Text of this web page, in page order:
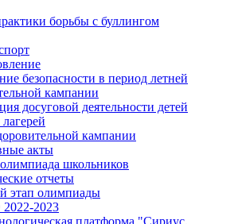
борьбы с буллингом
безопасности в период летней
кампании
досуговой деятельности детей
кампании
акты
школьников
отчеты
этап олимпиады
2023
платформа "Сириус.